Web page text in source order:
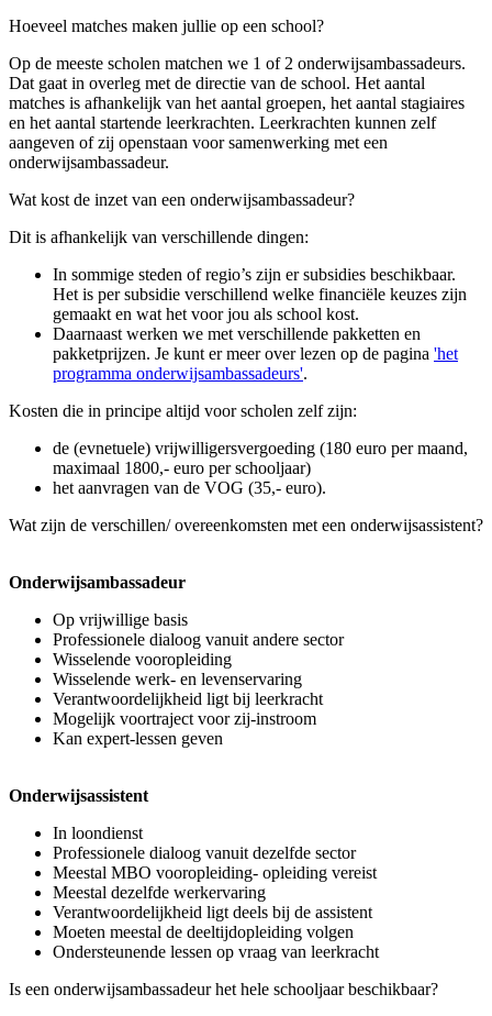
Hoeveel matches maken jullie op een school?
Op de meeste scholen matchen we 1 of 2 onderwijsambassadeurs.
Dat gaat in overleg met de directie van de school. Het aantal
matches is afhankelijk van het aantal groepen, het aantal stagiaires
en het aantal startende leerkrachten. Leerkrachten kunnen zelf
aangeven of zij openstaan voor samenwerking met een
onderwijsambassadeur.
Wat kost de inzet van een onderwijsambassadeur?
Dit is afhankelijk van verschillende dingen:
In sommige steden of regio’s zijn er subsidies beschikbaar.
Het is per subsidie verschillend welke financiële keuzes zijn
gemaakt en wat het voor jou als school kost.
Daarnaast werken we met verschillende pakketten en
pakketprijzen. Je kunt er meer over lezen op de pagina 'het
programma onderwijsambassadeurs'.
Kosten die in principe altijd voor scholen zelf zijn:
de (evnetuele) vrijwilligersvergoeding (180 euro per maand,
maximaal 1800,- euro per schooljaar)
het aanvragen van de VOG (35,- euro).
Wat zijn de verschillen/ overeenkomsten met een onderwijsassistent?
Onderwijsambassadeur
Op vrijwillige basis
Professionele dialoog vanuit andere sector
Wisselende vooropleiding
Wisselende werk- en levenservaring
Verantwoordelijkheid ligt bij leerkracht
Mogelijk voortraject voor zij-instroom
Kan expert-lessen geven
Onderwijsassistent
In loondienst
Professionele dialoog vanuit dezelfde sector
Meestal MBO vooropleiding- opleiding vereist
Meestal dezelfde werkervaring
Verantwoordelijkheid ligt deels bij de assistent
Moeten meestal de deeltijdopleiding volgen
Ondersteunende lessen op vraag van leerkracht
Is een onderwijsambassadeur het hele schooljaar beschikbaar?